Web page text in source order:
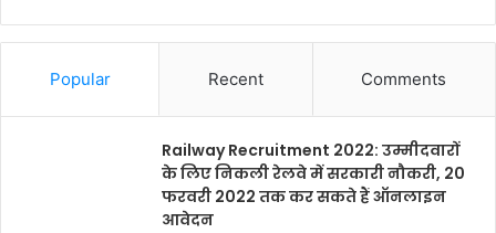
Popular Recent Comments
Railway Recruitment 2022: उम्मीदवारों
के लिए निकली रेलवे में सरकारी नौकरी, 20
फरवरी 2022 तक कर सकते हैं ऑनलाइन
आवेदन